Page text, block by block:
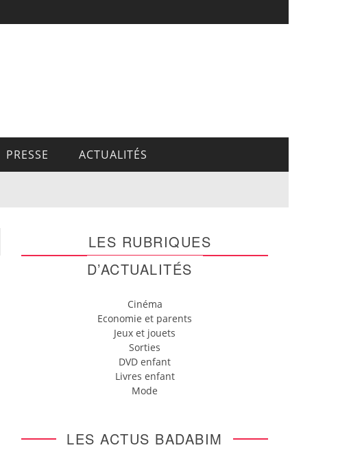
PRESSE ACTUALITÉS
LES RUBRIQUES
D’ACTUALITÉS
Cinéma
Economie et parents
Jeux et jouets
Sorties
DVD enfant
Livres enfant
Mode
LES ACTUS BADABIM